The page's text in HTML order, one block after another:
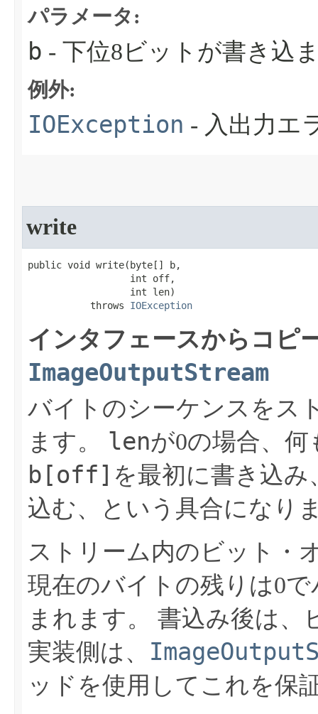
パラメータ:
b - 下位8ビットが書き込
例外:
IOException - 入出力エ
write
public void write​(byte[] b,
                  int off,
                  int len)
           throws
IOException
インタフェースからコピ
ImageOutputStream
バイトのシーケンスをス
ます。
lenが0の場合、
b[off] を最初に書き込
込む、という具合になり
ストリーム内のビット・
現在のバイトの残りは0
まれます。
書込み後は、
実装側は、
ッドを使用してこれを保